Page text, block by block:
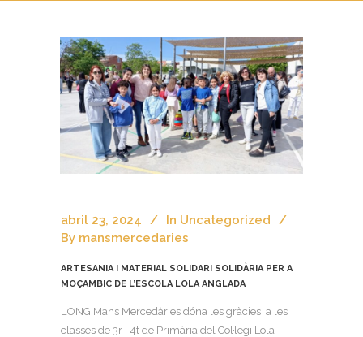
abril 23, 2024 In Uncategorized
By mansmercedaries
ARTESANIA I MATERIAL SOLIDARI SOLIDÀRIA PER A
MOÇAMBIC DE L’ESCOLA LOLA ANGLADA
L’ONG Mans Mercedàries dóna les gràcies a les
classes de 3r i 4t de Primària del Col·legi Lola